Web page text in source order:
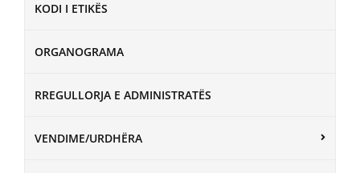
KODI I ETIKËS
ORGANOGRAMA
RREGULLORJA E ADMINISTRATËS
VENDIME/URDHËRA